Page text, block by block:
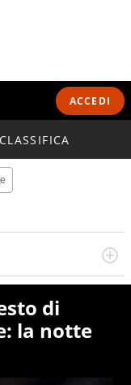
ACCEDI
CLASSIFICA
di sport ma calcio e
nel giorno in
scoperto che dopo
lunga quando un
- era il 2020 -
di
la notte